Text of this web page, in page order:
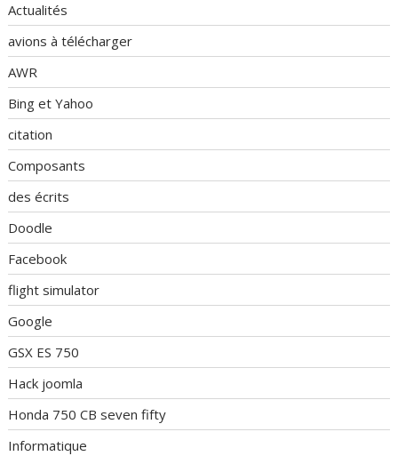
Actualités
avions à télécharger
AWR
Bing et Yahoo
citation
Composants
des écrits
Doodle
Facebook
flight simulator
Google
GSX ES 750
Hack joomla
Honda 750 CB seven fifty
Informatique